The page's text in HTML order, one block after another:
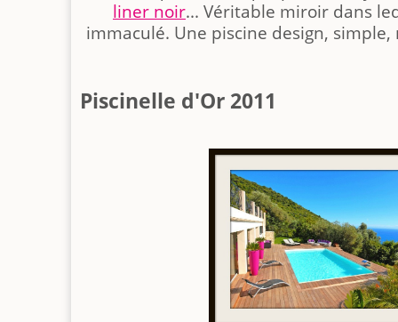
liner noir... Véritable miroir dans
immaculé. Une piscine design,
Piscinelle d'Or 2011